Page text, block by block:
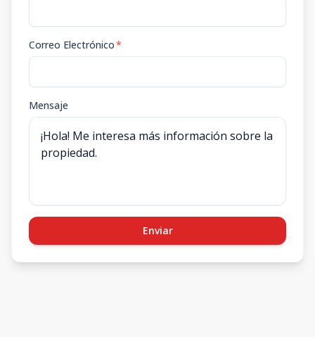
Correo Electrónico*
Mensaje
Enviar